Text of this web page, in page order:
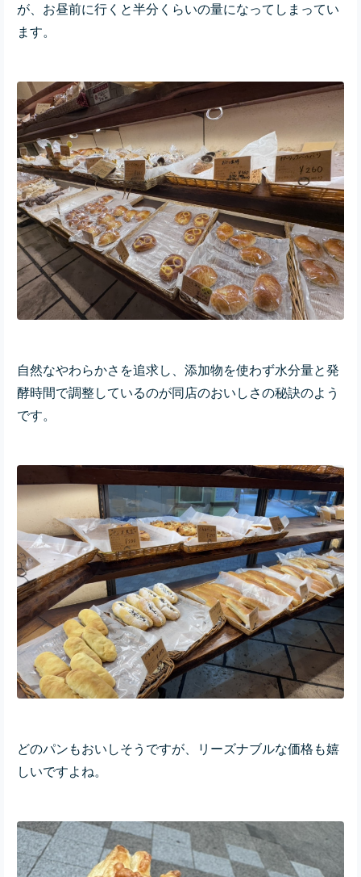
が、お昼前に行くと半分くらいの量になってしまってい
ます。
自然なやわらかさを追求し、添加物を使わず水分量と発
酵時間で調整しているのが同店のおいしさの秘訣のよう
です。
どのパンもおいしそうですが、リーズナブルな価格も嬉
しいですよね。